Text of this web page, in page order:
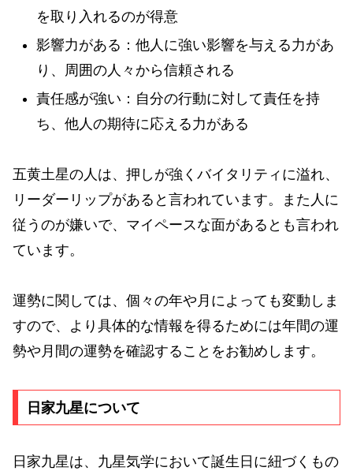
を取り入れるのが得意
影響力がある：他人に強い影響を与える力があ
り、周囲の人々から信頼される
責任感が強い：自分の行動に対して責任を持
ち、他人の期待に応える力がある
五黄土星の人は、押しが強くバイタリティに溢れ、
リーダーリップがあると言われています。また人に
従うのが嫌いで、マイペースな面があるとも言われ
ています。
運勢に関しては、個々の年や月によっても変動しま
すので、より具体的な情報を得るためには年間の運
勢や月間の運勢を確認することをお勧めします。
日家九星について
日家九星は、九星気学において誕生日に紐づくもの